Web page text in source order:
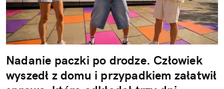
Nadanie paczki po drodze. Człowiek
wyszedł z domu i przypadkiem załatwił